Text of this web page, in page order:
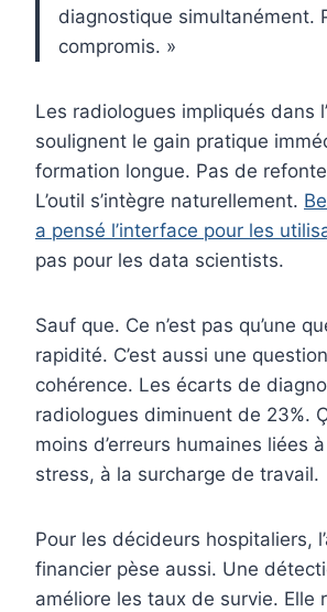
diagnostique simultanément.
compromis. »
Les radiologues impliqués dans
soulignent le gain pratique
formation longue. Pas de
L’outil s’intègre naturellement.
a pensé l’interface pour les
pas pour les data scientists.
Sauf que. Ce n’est pas qu’une
rapidité. C’est aussi une
cohérence. Les écarts de
radiologues diminuent de 23%.
moins d’erreurs humaines liées
stress, à la surcharge de travail.
Pour les décideurs hospitaliers,
financier pèse aussi. Une
améliore les taux de survie. Elle